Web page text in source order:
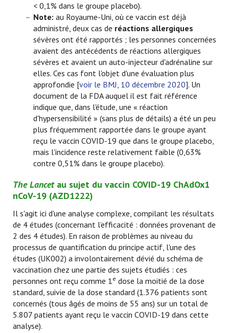
< 0,1% dans le groupe placebo).
Note: au Royaume-Uni, où ce vaccin est déjà
administré, deux cas de réactions allergiques
sévères ont été rapportés ; les personnes concernées
avaient des antécédents de réactions allergiques
sévères et avaient un auto-injecteur d'adrénaline sur
elles. Ces cas font l'objet d'une évaluation plus
approfondie [voir le BMJ, 10 décembre 2020]. Un
document de la FDA auquel il est fait référence
indique que, dans l'étude, une « réaction
d'hypersensibilité » (sans plus de détails) a été un peu
plus fréquemment rapportée dans le groupe ayant
reçu le vaccin COVID-19 que dans le groupe placebo,
mais l'incidence reste relativement faible (0,63%
contre 0,51% dans le groupe placebo).
The Lancetau sujet du vaccin COVID-19 ChAdOx1
nCoV-19 (AZD1222)
Il s'agit ici d'une analyse complexe, compilant les résultats
de 4 études (concernant l’efficacité : données provenant de
2 des 4 études). En raison de problèmes au niveau du
processus de quantification du principe actif, l'une des
études (UK002) a involontairement dévié du schéma de
vaccination chez une partie des sujets étudiés : ces
personnes ont reçu comme 1e dose la moitié de la dose
standard, suivie de la dose standard (1.376 patients sont
concernés (tous âgés de moins de 55 ans) sur un total de
5.807 patients ayant reçu le vaccin COVID-19 dans cette
analyse).